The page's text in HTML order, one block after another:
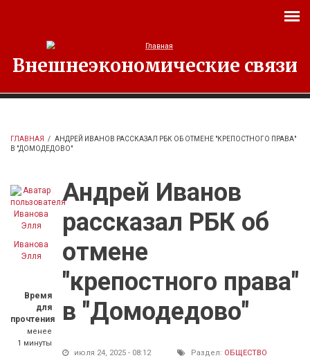
Внешнеэкономические связи
ГЛАВНАЯ / АНДРЕЙ ИВАНОВ РАССКАЗАЛ РБК ОБ ОТМЕНЕ "КРЕПОСТНОГО ПРАВА"
В "ДОМОДЕДОВО"
Иванова
Элля
Время
для
прочтения
менее
1 минуты
Андрей Иванов
рассказал РБК об
отмене
"крепостного права"
в "Домодедово"
июля 24, 2025 - 08:12 Раздел: ОБЩЕСТВО